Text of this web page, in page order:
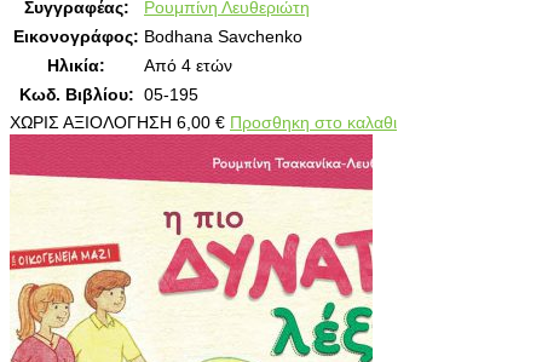
Συγγραφέας:
Ρουμπίνη Λευθεριώτη
Εικονογράφος: Bodhana Savchenko
Ηλικία:
Από 4 ετών
Κωδ. Βιβλίου: 05-195
ΧΩΡΙΣ ΑΞΙΟΛΟΓΗΣΗ 6,00 € Προσθηκη στο καλαθι